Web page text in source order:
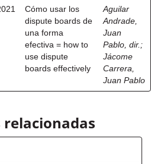
Cómo usar los
dispute boards de
una forma
efectiva = how to
use dispute
boards effectively
Aguilar
Andrade,
Juan
Pablo, dir. ;
Jácome
Carrera,
Juan Pablo